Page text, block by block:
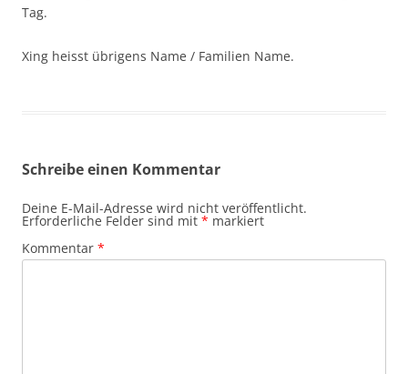
Tag.
Xing heisst übrigens Name / Familien Name.
Schreibe einen Kommentar
Deine E-Mail-Adresse wird nicht veröffentlicht.
Erforderliche Felder sind mit * markiert
Kommentar *